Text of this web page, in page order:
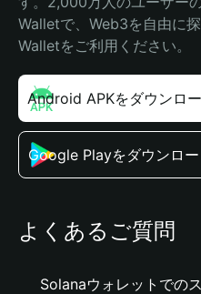
Walletで、Web3を自由に
Walletをご利用ください。
Android APKをダウンロ
Google Playをダウンロー
よくあるご質問
Solanaウォレットでの